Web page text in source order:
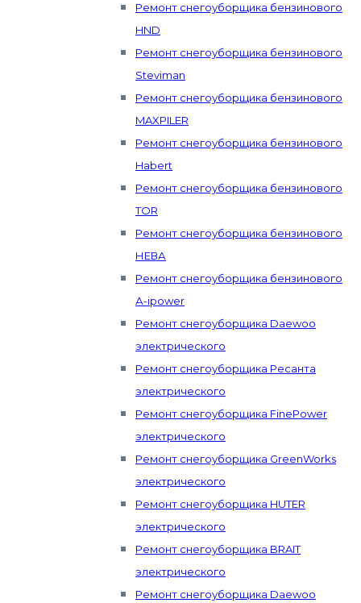
Ремонт снегоуборщика бензинового
HND
Ремонт снегоуборщика бензинового
Steviman
Ремонт снегоуборщика бензинового
MAXPILER
Ремонт снегоуборщика бензинового
Habert
Ремонт снегоуборщика бензинового
TOR
Ремонт снегоуборщика бензинового
НЕВА
Ремонт снегоуборщика бензинового
А-ipower
Ремонт снегоуборщика Daewoo
электрического
Ремонт снегоуборщика Ресанта
электрического
Ремонт снегоуборщика FinePower
электрического
Ремонт снегоуборщика GreenWorks
электрического
Ремонт снегоуборщика HUTER
электрического
Ремонт снегоуборщика BRAIT
электрического
Ремонт снегоуборщика Daewoo